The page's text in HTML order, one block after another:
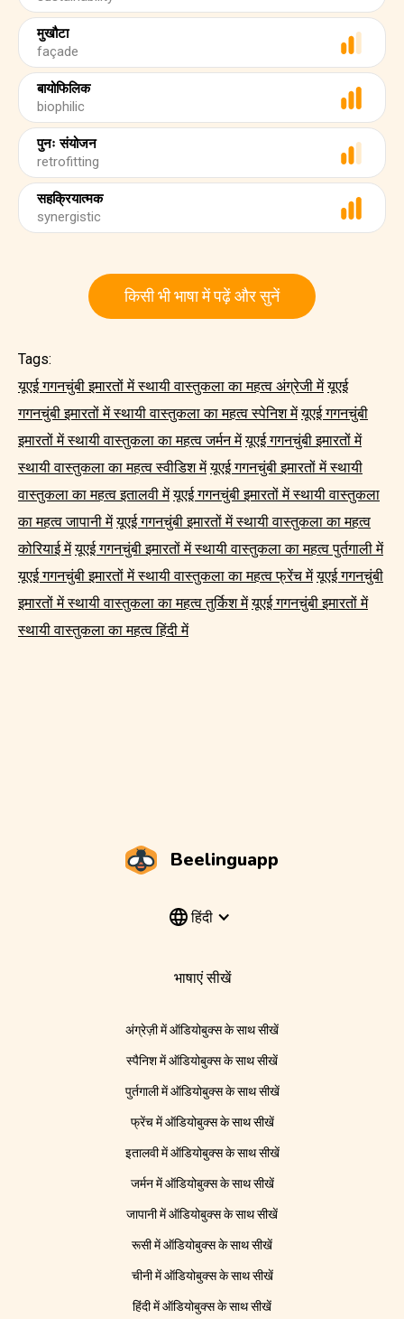
मुखौटा
façade
बायोफिलिक
biophilic
पुनः संयोजन
retrofitting
सहक्रियात्मक
synergistic
किसी भी भाषा में पढ़ें और सुनें
Tags:
यूएई गगनचुंबी इमारतों में स्थायी वास्तुकला का महत्व अंग्रेजी में यूएई
गगनचुंबी इमारतों में स्थायी वास्तुकला का महत्व स्पेनिश में यूएई गगनचुंबी
इमारतों में स्थायी वास्तुकला का महत्व जर्मन में यूएई गगनचुंबी इमारतों में
स्थायी वास्तुकला का महत्व स्वीडिश में यूएई गगनचुंबी इमारतों में स्थायी
वास्तुकला का महत्व इतालवी में यूएई गगनचुंबी इमारतों में स्थायी वास्तुकला
का महत्व जापानी में यूएई गगनचुंबी इमारतों में स्थायी वास्तुकला का महत्व
कोरियाई में यूएई गगनचुंबी इमारतों में स्थायी वास्तुकला का महत्व पुर्तगाली में
यूएई गगनचुंबी इमारतों में स्थायी वास्तुकला का महत्व फ्रेंच में यूएई गगनचुंबी
इमारतों में स्थायी वास्तुकला का महत्व तुर्किश में यूएई गगनचुंबी इमारतों में
स्थायी वास्तुकला का महत्व हिंदी में
Beelinguapp
हिंदी
भाषाएं सीखें
अंग्रेज़ी में ऑडियोबुक्स के साथ सीखें
स्पैनिश में ऑडियोबुक्स के साथ सीखें
पुर्तगाली में ऑडियोबुक्स के साथ सीखें
फ्रेंच में ऑडियोबुक्स के साथ सीखें
इतालवी में ऑडियोबुक्स के साथ सीखें
जर्मन में ऑडियोबुक्स के साथ सीखें
जापानी में ऑडियोबुक्स के साथ सीखें
रूसी में ऑडियोबुक्स के साथ सीखें
चीनी में ऑडियोबुक्स के साथ सीखें
हिंदी में ऑडियोबुक्स के साथ सीखें